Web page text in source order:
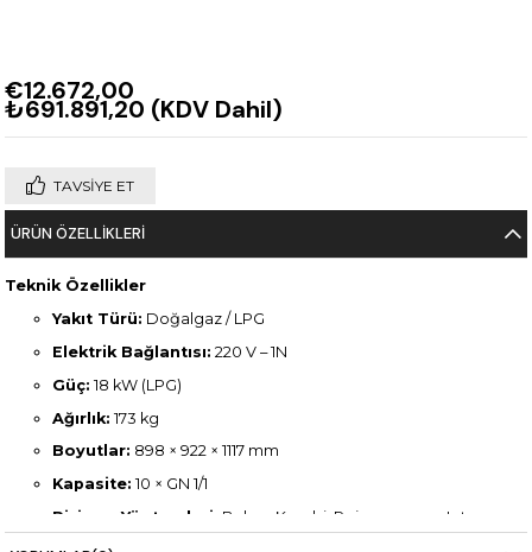
€12.672,00
₺691.891,20 (KDV Dahil)
TAVSIYE ET
ÜRÜN ÖZELLIKLERI
Teknik Özellikler
Yakıt Türü: Doğalgaz / LPG
Elektrik Bağlantısı: 220 V – 1N
Güç: 18 kW (LPG)
Ağırlık: 173 kg
Boyutlar: 898 × 922 × 1117 mm
Kapasite: 10 × GN 1/1
Pişirme Yöntemleri: Buhar, Kombi, Rejenerasyon, Isıtma ve
Konveksiyon (300°C’ye kadar)